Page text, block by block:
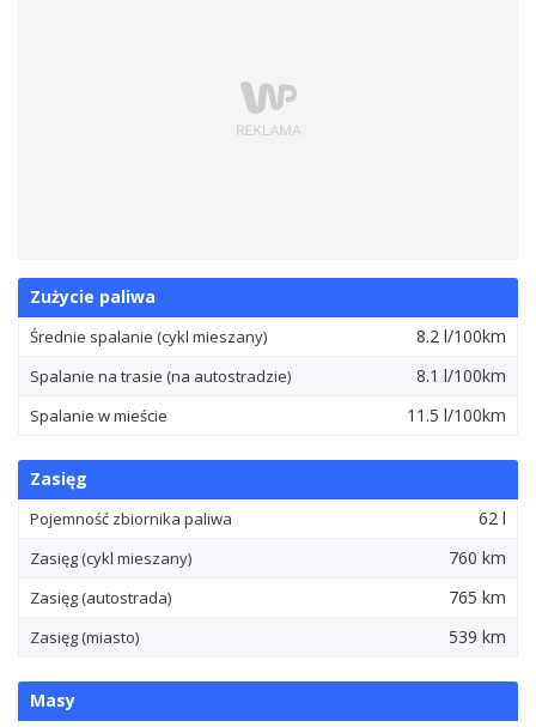
Zużycie paliwa
Średnie spalanie (cykl mieszany) 8.2 l/100km
Spalanie na trasie (na autostradzie) 8.1 l/100km
Spalanie w mieście 11.5 l/100km
Zasięg
Pojemność zbiornika paliwa 62 l
Zasięg (cykl mieszany) 760 km
Zasięg (autostrada) 765 km
Zasięg (miasto) 539 km
Masy